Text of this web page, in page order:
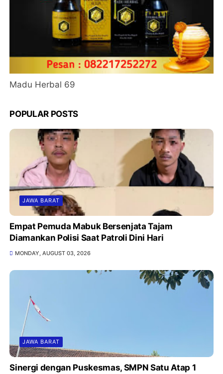
Madu Herbal 69
POPULAR POSTS
JAWA BARAT
Empat Pemuda Mabuk Bersenjata Tajam
Diamankan Polisi Saat Patroli Dini Hari
MONDAY, AUGUST 03, 2026
JAWA BARAT
Sinergi dengan Puskesmas, SMPN Satu Atap 1